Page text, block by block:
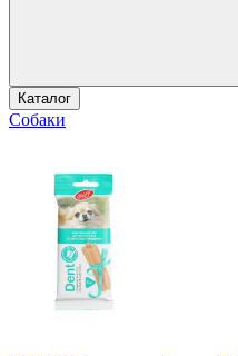
Каталог
Собаки